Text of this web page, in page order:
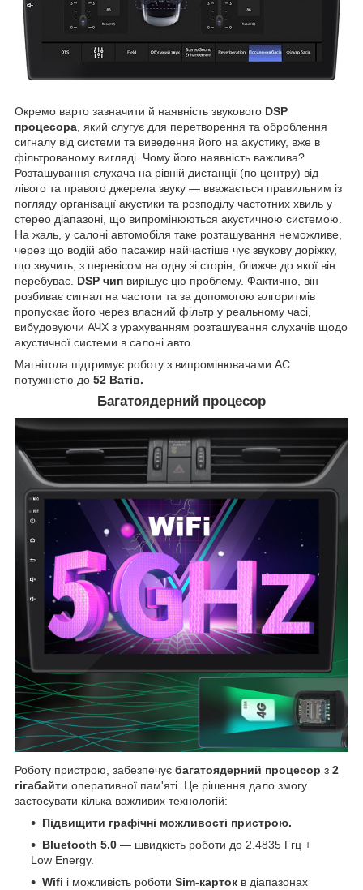
Окремо варто зазначити й наявність звукового DSP
процесора , який слугує для перетворення та оброблення
сигналу від системи та виведення його на акустику, вже в
фільтрованому вигляді. Чому його наявність важлива?
Розташування слухача на рівній дистанції (по центру) від
лівого та правого джерела звуку — вважається правильним із
погляду організації акустики та розподілу частотних хвиль у
стерео діапазоні, що випромінюються акустичною системою.
На жаль, у салоні автомобіля таке розташування неможливе,
через що водій або пасажир найчастіше чує звукову доріжку,
що звучить, з перевісом на одну зі сторін, ближче до якої він
перебуває. DSP чип вирішує цю проблему. Фактично, він
розбиває сигнал на частоти та за допомогою алгоритмів
пропускає його через власний фільтр у реальному часі,
вибудовуючи АЧХ з урахуванням розташування слухачів щодо
акустичної системи в салоні авто.
Магнітола підтримує роботу з випромінювачами АС
потужністю до 52 Ватів.
Багатоядерний процесор
Роботу пристрою, забезпечує багатоядерний процесор з 2
гігабайти оперативної пам'яті. Це рішення дало змогу
застосувати кілька важливих технологій:
Підвищити графічні можливості пристрою.
Bluetooth 5.0 — швидкість роботи до 2.4835 Ггц +
Low Energy.
Wifi і можливість роботи Sim-карток в діапазонах